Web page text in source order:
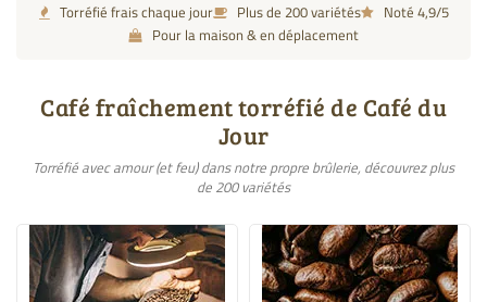
Torréfié frais chaque jour Plus de 200 variétés
Noté 4,9/5
Pour la maison & en déplacement
Café fraîchement torréfié de Café du
Jour
Torréfié avec amour (et feu) dans notre propre brûlerie, découvrez plus
de 200 variétés